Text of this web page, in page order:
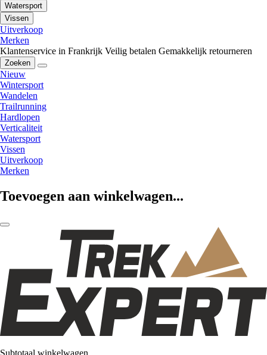
Watersport
Vissen
Uitverkoop
Merken
Klantenservice in Frankrijk Veilig betalen Gemakkelijk retourneren
Zoeken
Nieuw
Wintersport
Wandelen
Trailrunning
Hardlopen
Verticaliteit
Watersport
Vissen
Uitverkoop
Merken
Toevoegen aan winkelwagen...
Subtotaal winkelwagen